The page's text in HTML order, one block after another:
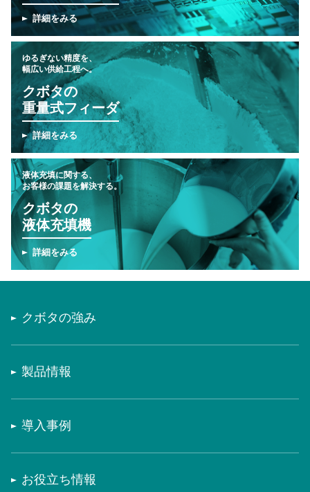
詳細をみる
ゆるぎない精度を、
幅広い供給工程へ。
クボタの
重量式フィーダ
詳細をみる
液体充填に関する、
お客様の課題を解決する。
クボタの
液体充填機
詳細をみる
クボタの強み
製品情報
導入事例
お役立ち情報